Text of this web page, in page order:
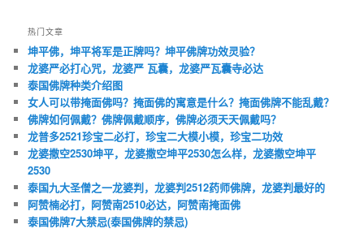
热门文章
坤平佛，坤平将军是正牌吗？坤平佛牌功效灵验？
龙婆严必打心咒，龙婆严 瓦囊，龙婆严瓦囊寺必达
泰国佛牌种类介绍图
女人可以带掩面佛吗？掩面佛的寓意是什么？掩面佛牌不能乱戴？
佛牌如何佩戴？佛牌佩戴顺序，佛牌必须天天佩戴吗？
龙普多2521珍宝二必打，珍宝二大模小模，珍宝二功效
龙婆撒空2530坤平，龙婆撒空坤平2530怎么样，龙婆撒空坤平
2530
泰国九大圣僧之一龙婆判，龙婆判2512药师佛牌，龙婆判最好的
阿赞楠必打，阿赞南2510必达，阿赞南掩面佛
泰国佛牌7大禁忌(泰国佛牌的禁忌)